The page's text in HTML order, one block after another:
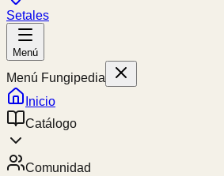
Setales
Menú
Menú Fungipedia
Inicio
Catálogo
Comunidad